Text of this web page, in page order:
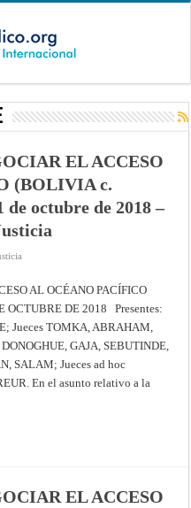
EL ACCESO
(BOLIVIA c.
octubre de 2018 –
AL OCÉANO PACÍFICO
OCTUBRE DE 2018 Presentes:
Jueces TOMKA, ABRAHAM,
GAJA, SEBUTINDE,
SALAM; Jueces ad hoc
En el asunto relativo a la
EL ACCESO